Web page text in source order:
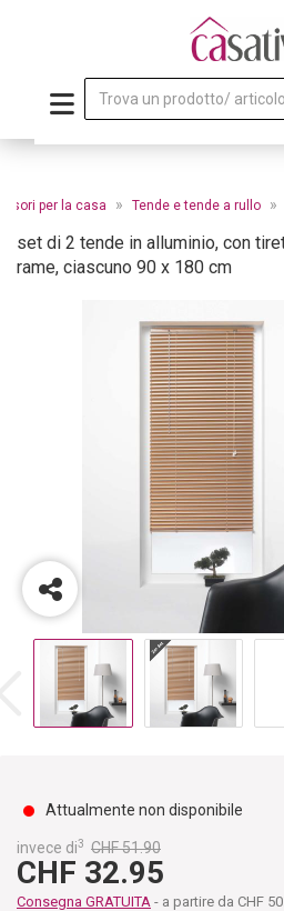
per la casa » Tende e tende a rullo »
set di 2 tende in alluminio, con
rame, ciascuno 90 x 180 cm
Attualmente non disponibile
invece di3 CHF 51.90
CHF 32.95
Consegna GRATUITA - a partire da CHF